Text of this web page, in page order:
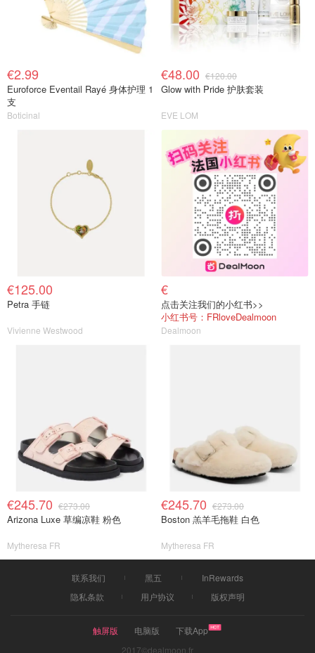
€2.99
Euroforce Eventail Rayé 身体护理 1
支
Boticinal
€48.00 €120.00
Glow with Pride 护肤套装
EVE LOM
€125.00
Petra 手链
Vivienne Westwood
€
点击关注我们的小红书>>
小红书号：FRloveDealmoon
Dealmoon
€245.70 €273.00
Arizona Luxe 草编凉鞋 粉色
Mytheresa FR
€245.70 €273.00
Boston 羔羊毛拖鞋 白色
Mytheresa FR
联系我们 黑五
InRewards
隐私条款
用户协议 版权声明
触屏版 电脑版
下载App
2017©dealmoon.fr